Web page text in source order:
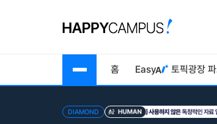
홈 Easy 토픽광장
DIAMOND